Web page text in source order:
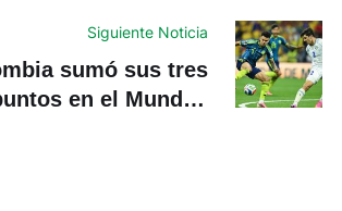
Siguiente Noticia
sumó sus tres
en el Mundial